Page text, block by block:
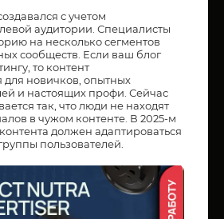
с учетом
аудитории. Специалисты
на несколько сегментов
сообществ. Если ваш блог
то контент
для новичков, опытных
и настоящих профи. Сейчас
так, что люди не находят
в чужом контенте. В 2025-м
должен адаптироваться
пользователей.